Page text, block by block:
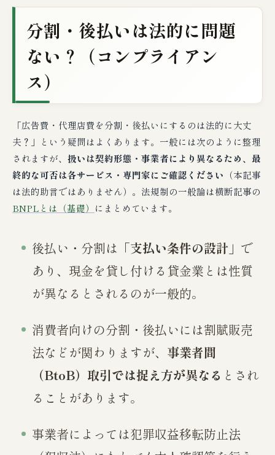
分割・後払いは法的に問題
ない？（コンプライアン
ス）
「広告費・代理店費を分割・後払いにするのは法的に大丈
夫？」という疑問はよくあります。一般には次のように整理
されますが、 扱いは契約形態・事業者により異なるため、最
終的な可否は各サービス・専門家にご確認ください （本記事
は法的助言ではありません）。法規制の一般論は横断記事の
BNPLとは（基礎） にまとめています。
後払い・分割は「支払い条件の設計 」で
あり、現金を貸し付ける貸金業とは性質
が異なるとされるのが一般的。
消費者向けの分割・後払いには割賦販売
法などが関わりますが、 事業者間
（BtoB）取引では捉え方が異なる とされ
ることがあります。
事業者によっては犯罪収益移転防止法